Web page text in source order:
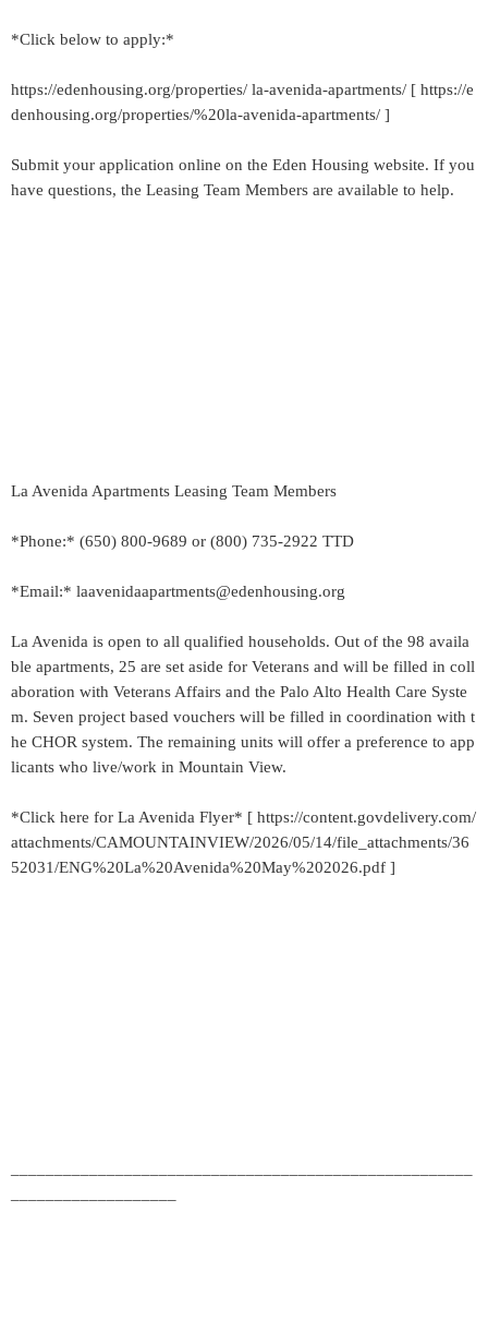
*Click below to apply:*
https://edenhousing.org/properties/ la-avenida-apartments/ [ https://e
denhousing.org/properties/%20la-avenida-apartments/ ]
Submit your application online on the Eden Housing website. If you
have questions, the Leasing Team Members are available to help.
La Avenida Apartments Leasing Team Members
*Phone:* (650) 800-9689 or (800) 735-2922 TTD
*Email:* laavenidaapartments@edenhousing.org
La Avenida is open to all qualified households. Out of the 98 availa
ble apartments, 25 are set aside for Veterans and will be filled in coll
aboration with Veterans Affairs and the Palo Alto Health Care Syste
m. Seven project based vouchers will be filled in coordination with t
he CHOR system. The remaining units will offer a preference to app
licants who live/work in Mountain View.
*Click here for La Avenida Flyer* [ https://content.govdelivery.com/
attachments/CAMOUNTAINVIEW/2026/05/14/file_attachments/36
52031/ENG%20La%20Avenida%20May%202026.pdf ]